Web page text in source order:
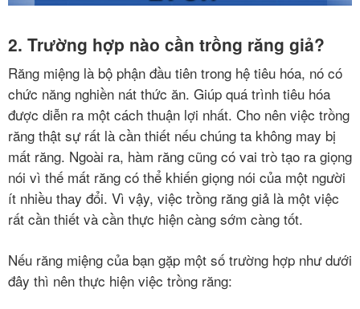
HỆ
GIỚI
THIỆU
KIẾN
THỨC
NHA
KHOA
Chính
sách
mật
2. Trường hợp nào cần trồng răng giả?
Răng miệng là bộ phận đầu tiên trong hệ tiêu hóa, nó có
chức năng nghiền nát thức ăn. Giúp quá trình tiêu hóa
được diễn ra một cách thuận lợi nhất. Cho nên việc trồng
răng thật sự rất là cần thiết nếu chúng ta không may bị
mất răng. Ngoài ra, hàm răng cũng có vai trò tạo ra giọng
nói vì thế mất răng có thể khiến giọng nói của một người
ít nhiều thay đổi. Vì vậy, việc trồng răng giả là một việc
rất cần thiết và cần thực hiện càng sớm càng tốt.
Nếu răng miệng của bạn gặp một số trường hợp như dưới
đây thì nên thực hiện việc trồng răng: